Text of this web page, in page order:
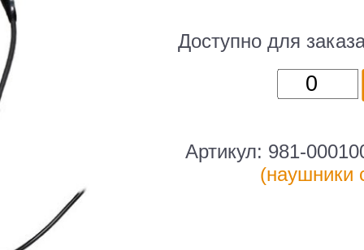
Доступно для
товара
с
Артикул: 981-
(наушники